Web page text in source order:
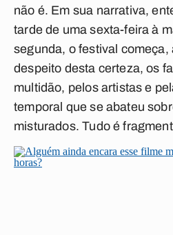
não é. Em sua narrativa,
tarde de uma sexta-feira à
segunda, o festival
despeito desta certeza, os
multidão, pelos artistas e
temporal que se abateu
misturados. Tudo é